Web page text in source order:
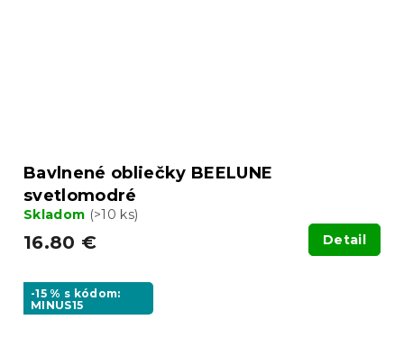
Bavlnené obliečky BEELUNE
svetlomodré
Skladom (>10 ks)
16.80 € Detail
-15 % s kódom:
MINUS15